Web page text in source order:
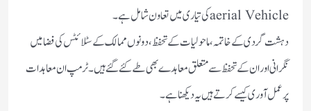
aerial Vehicleکی تیاری میں تعاون شامل ہے۔
دہشت گردی کے خاتمہ، ماحولیات کے تحفظ، دونوں ممالک کے سٹلائٹس کی فضا میں
نگرانی اور ان کے تحفظ سے متعلق معاہدے بھی طے کئے گئے ہیں۔ ٹرمپ ان معاہدات
پر عمل آوری کیسے کرتے ہیں یہ دیکھنا ہے۔